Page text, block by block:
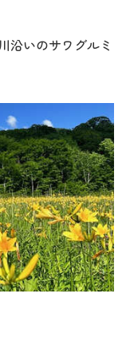
沿いのサワグルミ